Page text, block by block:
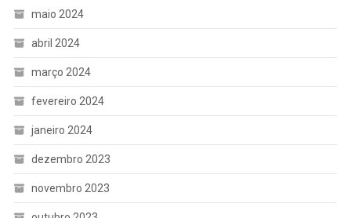
maio 2024
abril 2024
março 2024
fevereiro 2024
janeiro 2024
dezembro 2023
novembro 2023